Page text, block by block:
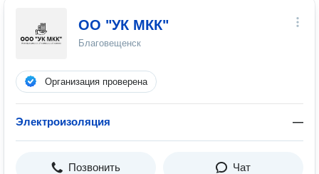
ОО "УК МКК"
Благовещенск
Организация проверена
Электроизоляция —
Позвонить Чат